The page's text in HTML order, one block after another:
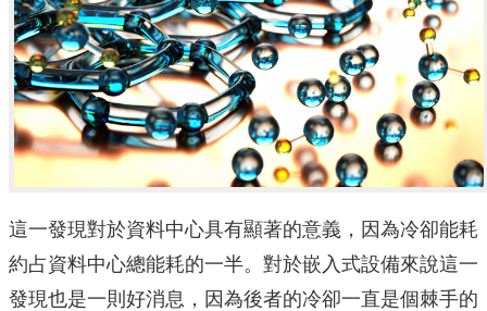
這一發現對於資料中心具有顯著的意義，因為冷卻能耗
約占資料中心總能耗的一半。對於嵌入式設備來說這一
發現也是一則好消息，因為後者的冷卻一直是個棘手的